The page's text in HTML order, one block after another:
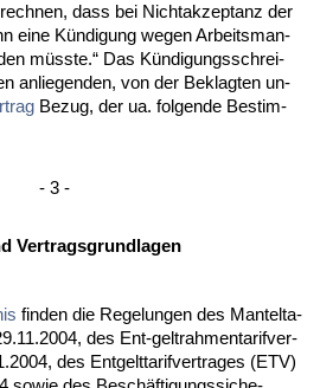
dass bei Nicht­ak­zep­tanz der
ei­ne Kündi­gung we­gen Ar­beits­man­
müss­te.“ Das Kündi­gungs­schrei­
an­lie­gen­den, von der Be­klag­ten un­
Be­zug, der ua. fol­gen­de Be­stim­
- 3 -
Ver­trags­grund­la­gen
fin­den die Re­ge­lun­gen des Man­tel­ta­
des Ent-gelt­rah­men­ta­rif­ver­
des Ent­gelt­ta­rif­ver­tra­ges (ETV)